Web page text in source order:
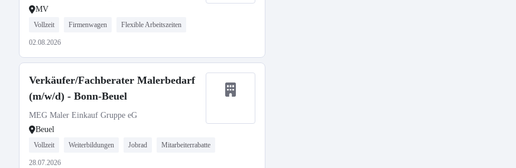
MV
Vollzeit Firmenwagen Flexible Arbeitszeiten
02.08.2026
Verkäufer/Fachberater Malerbedarf
(m/w/d) - Bonn-Beuel
MEG Maler Einkauf Gruppe eG
Beuel
Vollzeit Weiterbildungen Jobrad Mitarbeiterrabatte
28.07.2026